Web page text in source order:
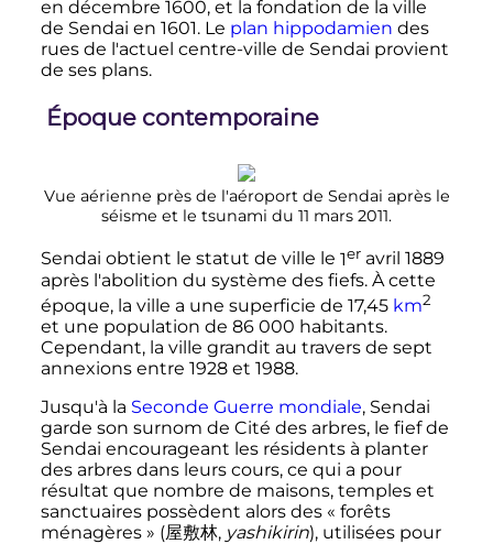
en décembre 1600, et la fondation de la ville
de Sendai en 1601. Le plan hippodamien des
rues de l'actuel centre-ville de Sendai provient
de ses plans.
Époque contemporaine
Vue aérienne près de l'aéroport de Sendai après le
séisme et le tsunami du 11 mars 2011.
Sendai obtient le statut de ville le 1eravril 1889
après l'abolition du système des fiefs. À cette
époque, la ville a une superficie de 17,45 km2
et une population de 86 000 habitants.
Cependant, la ville grandit au travers de sept
annexions entre 1928 et 1988.
Jusqu'à la Seconde Guerre mondiale, Sendai
garde son surnom de Cité des arbres, le fief de
Sendai encourageant les résidents à planter
des arbres dans leurs cours, ce qui a pour
résultat que nombre de maisons, temples et
sanctuaires possèdent alors des « forêts
ménagères » (屋敷林, yashikirin), utilisées pour